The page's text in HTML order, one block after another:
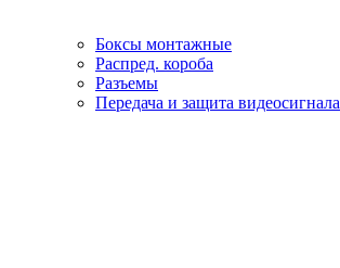
Боксы монтажные
Распред. короба
Разъемы
Передача и защита видеосигнала